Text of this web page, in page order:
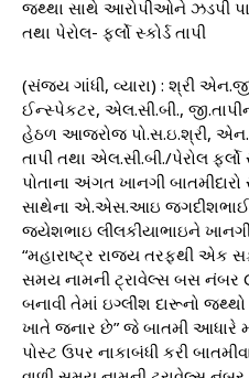
જથ્થા સાથે આરોપીઓને ઝડપી
તથા પેરોલ- ફર્લો સ્કોર્ડ તાપી
(સંજય ગાંધી, વ્યારા) : શ્રી
ઈન્સ્પેકટર, એલ.સી.બી.,
હેઠળ આજરોજ પો.સ.ઇ.શ્રી,
તાપી તથા એલ.સી.બી./પેરોલ ફર્લો
પોતાના અંગત ખાનગી
સાથેના એ.એસ.આઇ જગદીશભાઈ
જયેશભાઇ લીલકીયાભાઇને
“મહારાષ્ટ્ર રાજ્ય તરફથી એક
સમય નામની ટ્રાવેલ્સ બસ નંબર
બનાવી તેમાં ઇગ્લીંશ દારૂનો જથ્થો
ખાતે જનાર છે” જે બાતમી
પોસ્ટ ઉપર નાકાબંધી કરી